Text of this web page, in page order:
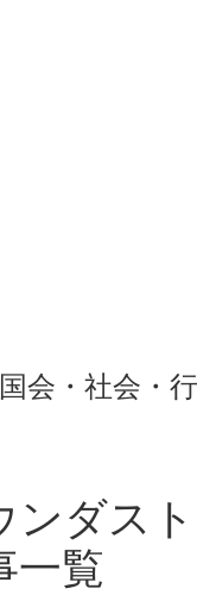
会・社会・
ンダス
一覧